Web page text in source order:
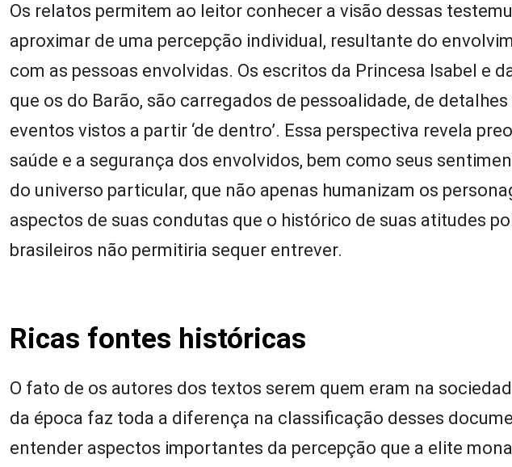
Os relatos permitem ao leitor conhecer a visão dessas
aproximar de uma percepção individual, resultante do
com as pessoas envolvidas. Os escritos da Princesa Isabel e
que os do Barão, são carregados de pessoalidade, de
eventos vistos a partir ‘de dentro’. Essa perspectiva revela
saúde e a segurança dos envolvidos, bem como seus
do universo particular, que não apenas humanizam os
aspectos de suas condutas que o histórico de suas atitudes
brasileiros não permitiria sequer entrever.
Ricas fontes históricas
O fato de os autores dos textos serem quem eram na
da época faz toda a diferença na classificação desses
entender aspectos importantes da percepção que a elite